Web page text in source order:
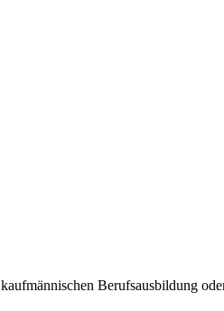
Berufsausbildung